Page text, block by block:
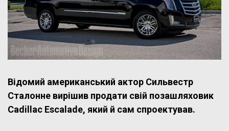
Відомий американський актор Сильвестр
Сталонне вирішив продати свій позашляховик
Cadillac Escalade, який й сам спроектував.